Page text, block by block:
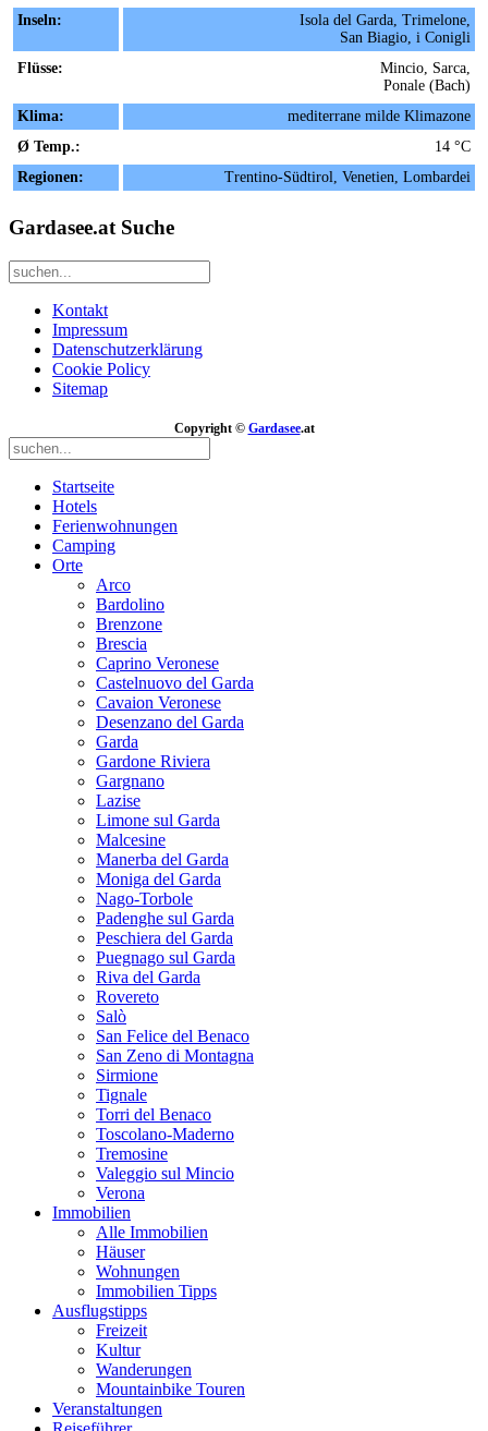
Inseln:
Isola del Garda, Trimelone,
San Biagio, i Conigli
Flüsse:
Mincio, Sarca,
Ponale (Bach)
Klima:
mediterrane milde Klimazone
Ø Temp.:
14 °C
Regionen:
Trentino-Südtirol, Venetien, Lombardei
Gardasee.at Suche
Kontakt
Impressum
Datenschutzerklärung
Cookie Policy
Sitemap
Copyright © Gardasee.at
Startseite
Hotels
Ferienwohnungen
Camping
Orte
Arco
Bardolino
Brenzone
Brescia
Caprino Veronese
Castelnuovo del Garda
Cavaion Veronese
Desenzano del Garda
Garda
Gardone Riviera
Gargnano
Lazise
Limone sul Garda
Malcesine
Manerba del Garda
Moniga del Garda
Nago-Torbole
Padenghe sul Garda
Peschiera del Garda
Puegnago sul Garda
Riva del Garda
Rovereto
Salò
San Felice del Benaco
San Zeno di Montagna
Sirmione
Tignale
Torri del Benaco
Toscolano-Maderno
Tremosine
Valeggio sul Mincio
Verona
Immobilien
Alle Immobilien
Häuser
Wohnungen
Immobilien Tipps
Ausflugstipps
Freizeit
Kultur
Wanderungen
Mountainbike Touren
Veranstaltungen